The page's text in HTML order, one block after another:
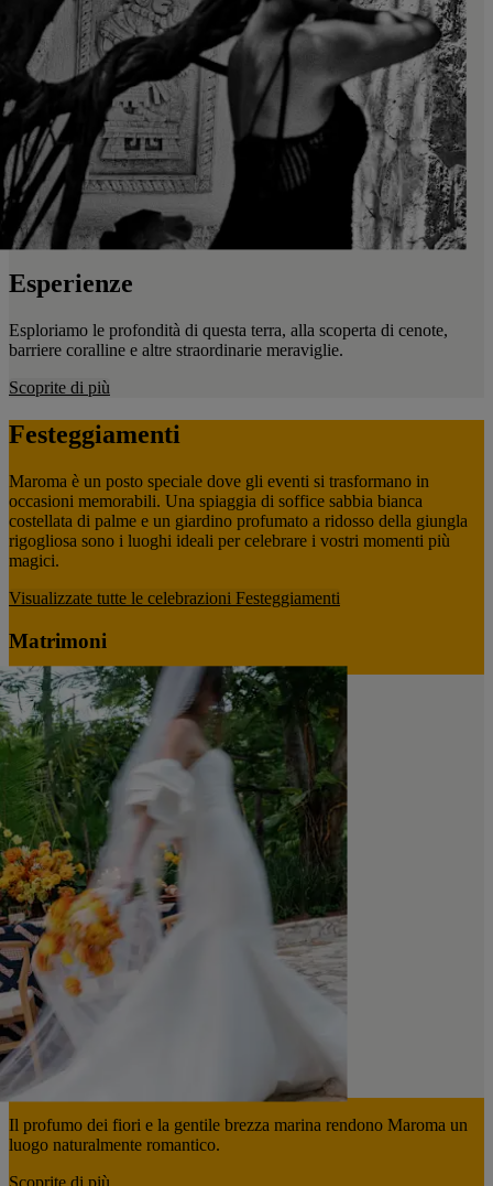
Esperienze
Esploriamo le profondità di questa terra, alla scoperta di cenote,
barriere coralline e altre straordinarie meraviglie.
Scoprite di più
Festeggiamenti
Maroma è un posto speciale dove gli eventi si trasformano in
occasioni memorabili. Una spiaggia di soffice sabbia bianca
costellata di palme e un giardino profumato a ridosso della giungla
rigogliosa sono i luoghi ideali per celebrare i vostri momenti più
magici.
Visualizzate tutte le celebrazioni Festeggiamenti
Matrimoni
Il profumo dei fiori e la gentile brezza marina rendono Maroma un
luogo naturalmente romantico.
Scoprite di più